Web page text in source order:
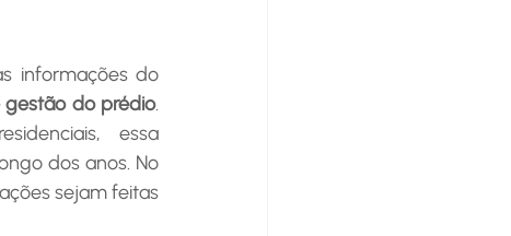
informações do
do prédio.
essa
dos anos. No
sejam feitas